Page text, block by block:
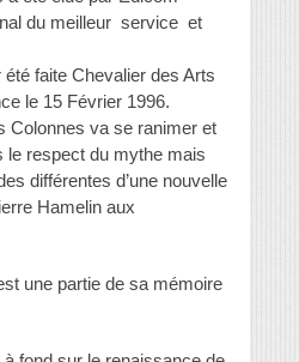
du meilleur service et
été faite Chevalier des Arts
le 15 Février 1996.
Colonnes va se ranimer et
le respect du mythe mais
différentes d’une nouvelle
Hamelin aux
une partie de sa mémoire